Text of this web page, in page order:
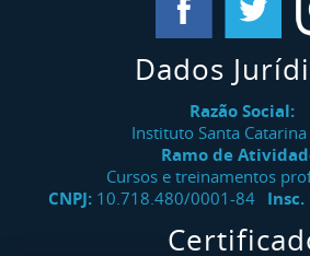
Dados
Razão Social:
Instituto Santa Catarina
Ramo de
Cursos e treinamentos
CNPJ: 10.718.480/0001-84 Insc.